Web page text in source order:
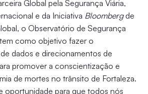
Global pela Segurança Viária,
e da Iniciativa Bloombergde
o Observatório de Segurança
como objetivo fazer o
dados e direcionamentos de
promover a conscientização e
de mortes no trânsito de Fortaleza.
oportunidade para que todos nós